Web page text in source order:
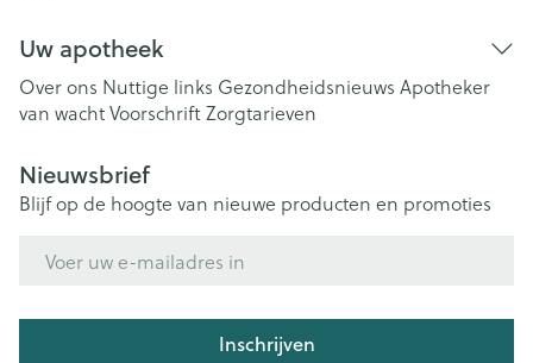
Uw apotheek
Over ons Nuttige links Gezondheidsnieuws Apotheker
van wachtVoorschriftZorgtarieven
Nieuwsbrief
Blijf op de hoogte van nieuwe producten en promoties
Inschrijven